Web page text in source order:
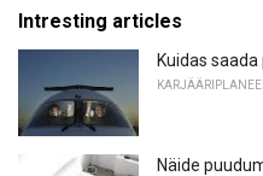
Intresting articles
Kuidas
Näide